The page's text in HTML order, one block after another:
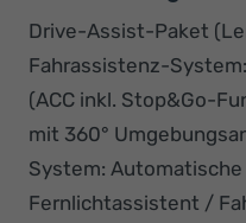
Drive-Assist-Paket
Fahrassistenz-
(ACC inkl. Stop&Go-
mit 360°
System:
Fernlichtassistent /